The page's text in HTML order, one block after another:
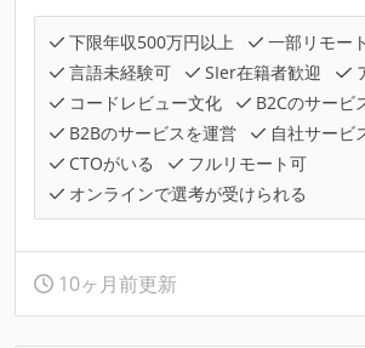
下限年収500万円以上
一部リモー
言語未経験可
SIer在籍者歓迎
コードレビュー文化
B2Cのサービ
B2Bのサービスを運営
自社サービ
CTOがいる
フルリモート可
オンラインで選考が受けられる
10ヶ月前更新